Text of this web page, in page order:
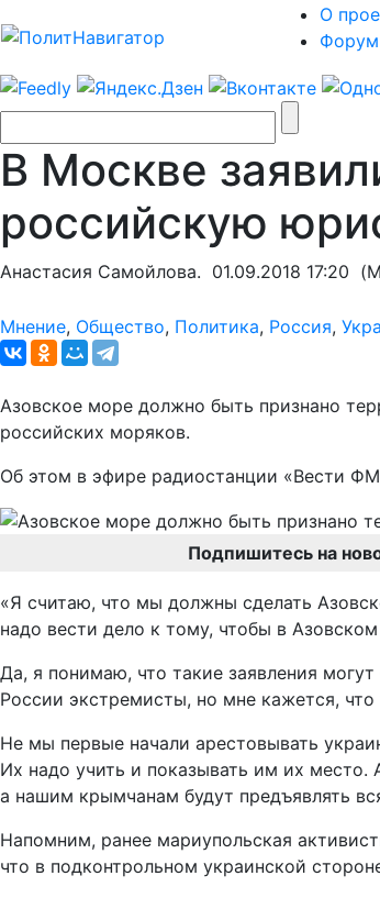
О
Форум
В Москве
российскую
Анастасия Самойлова. 01.09.2018 17:20
Мнение, Общество, Политика, Россия,
Азовское море должно быть признано
российских моряков.
Об этом в эфире радиостанции «Вести
Подпишитесь на
«Я считаю, что мы должны сделать
надо вести дело к тому, чтобы в
Да, я понимаю, что такие заявления
России экстремисты, но мне кажется, что
Не мы первые начали арестовывать
Их надо учить и показывать им их место.
а нашим крымчанам будут предъявлять
Напомним, ранее мариупольская
что в подконтрольном украинской